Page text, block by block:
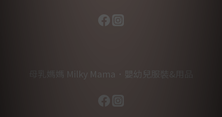
母乳媽媽 Milky Mama．嬰幼兒服裝&用品